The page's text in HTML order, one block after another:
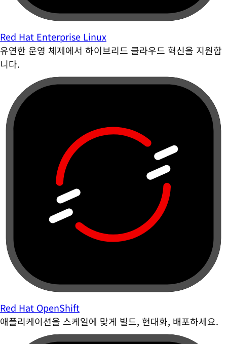
Red Hat Enterprise Linux
유연한 운영 체제에서 하이브리드 클라우드 혁신을 지원합
니다.
Red Hat OpenShift
애플리케이션을 스케일에 맞게 빌드, 현대화, 배포하세요.